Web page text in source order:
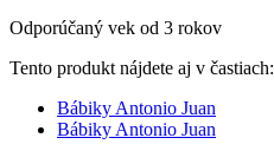
Odporúčaný vek od 3 rokov
Tento produkt nájdete aj v častiach:
Bábiky Antonio Juan
Bábiky Antonio Juan